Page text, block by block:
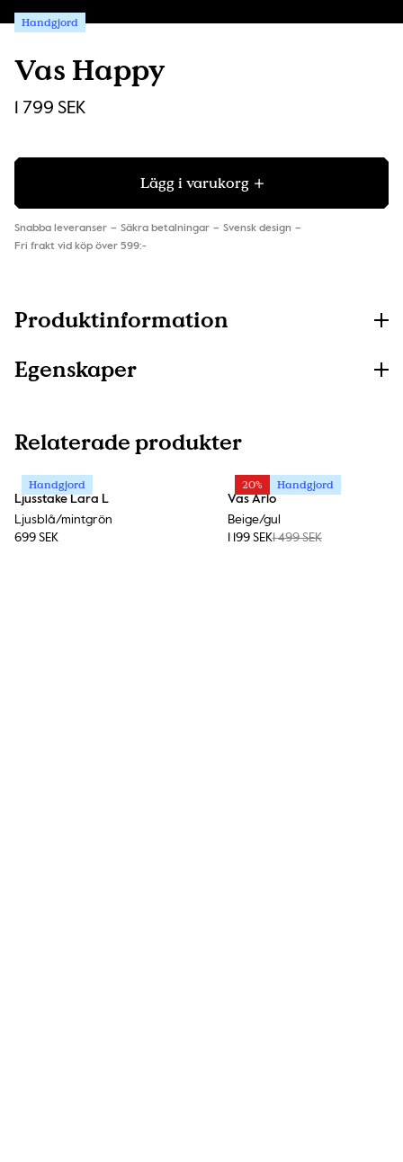
Vas Happy
Handgjord
1 799 SEK
Lägg i varukorg
Snabba leveranser Säkra betalningar
Svensk design
Fri frakt vid köp över 599:-
Produktinformation
Egenskaper
Relaterade produkter
Handgjord
Ljusstake Lara L
Ljusblå/mintgrön
699 SEK
20% Handgjord
Vas Arlo
Beige/gul
1 199 SEK1 499 SEK